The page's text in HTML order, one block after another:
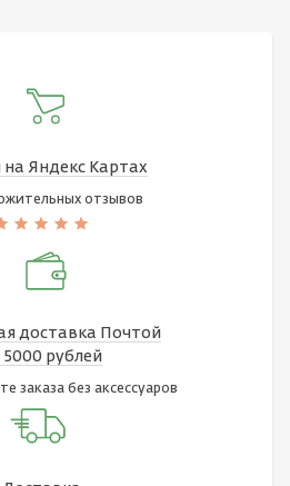
Яндекс Картах
отзывов
доставка Почтой
5000 рублей
заказа без аксессуаров